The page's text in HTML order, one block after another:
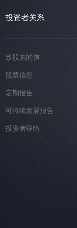
投资者关系
致股东的信
股票信息
定期报告
可持续发展报告
投资者联络